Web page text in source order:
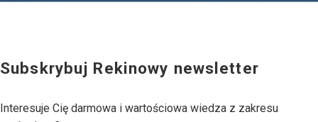
Subskrybuj Rekinowy newsletter
Interesuje Cię darmowa i wartościowa wiedza z zakresu